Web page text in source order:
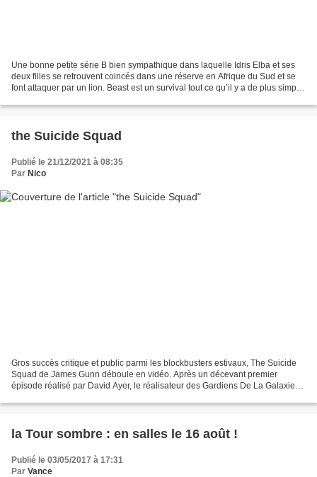
Une bonne petite série B bien sympathique dans laquelle Idris Elba et ses
deux filles se retrouvent coincés dans une réserve en Afrique du Sud et se
font attaquer par un lion. Beast est un survival tout ce qu’il y a de plus simple,
the Suicide Squad
Publié le 21/12/2021 à 08:35
Par Nico
Gros succès critique et public parmi les blockbusters estivaux, The Suicide
Squad de James Gunn déboule en vidéo. Après un décevant premier
épisode réalisé par David Ayer, le réalisateur des Gardiens De La Galaxie
la Tour sombre : en salles le 16 août !
Publié le 03/05/2017 à 17:31
Par Vance